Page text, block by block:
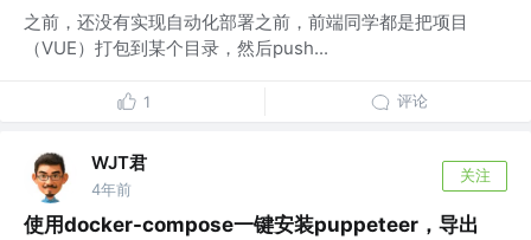
之前，还没有实现自动化部署之前，前端同学都是把项目
（VUE）打包到某个目录，然后push...
1 评论
WJT君
4年前
关注
使用docker-compose一键安装puppeteer，导出